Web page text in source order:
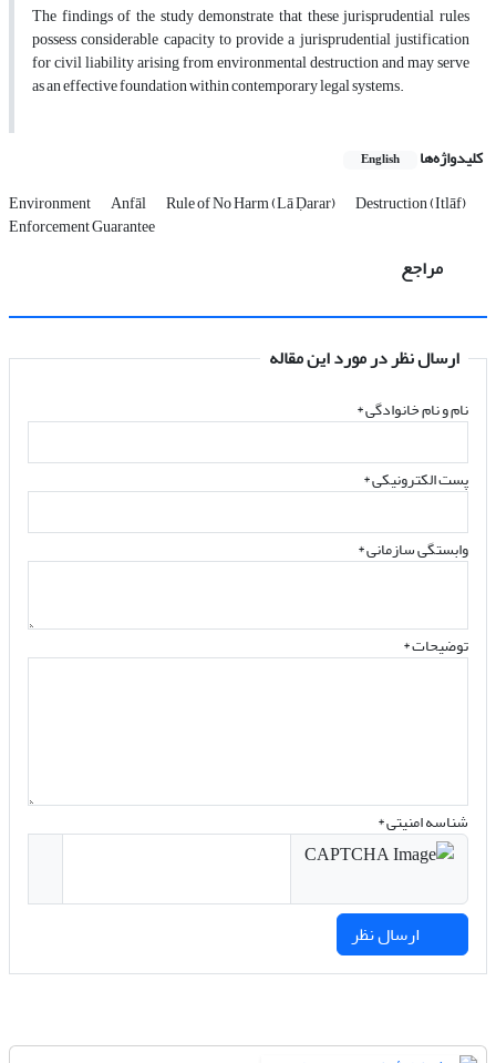
The findings of the study demonstrate that these jurisprudential rules
possess considerable capacity to provide a jurisprudential justification
for civil liability arising from environmental destruction and may serve
as an effective foundation within contemporary legal systems.
کلیدواژه‌ها English
Environment Anfāl Rule of No Harm (Lā Ḍarar) Destruction (Itlāf)
Enforcement Guarantee
مراجع
ارسال نظر در مورد این مقاله
نام و نام خانوادگی*
پست الکترونیکی*
وابستگی سازمانی *
توضیحات *
شناسه امنیتی *